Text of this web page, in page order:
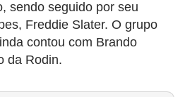
sendo seguido por seu
Freddie Slater. O grupo
contou com Brando
da Rodin.